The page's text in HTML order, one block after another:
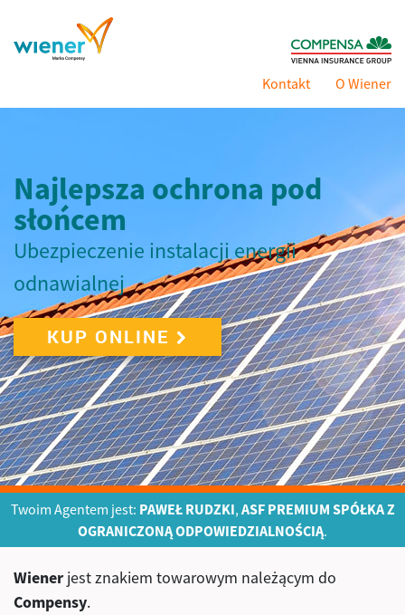
Kontakt O Wiener
Najlepsza ochrona pod
słońcem
Ubezpieczenie instalacji energii
odnawialnej
KUP ONLINE
Twoim Agentem jest: PAWEŁ RUDZKI, ASF PREMIUM SPÓŁKA Z
OGRANICZONĄ ODPOWIEDZIALNOŚCIĄ.
Wiener jest znakiem towarowym należącym do
Compensy.